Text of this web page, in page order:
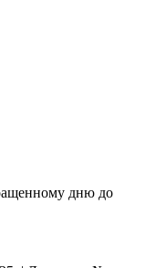
дню до